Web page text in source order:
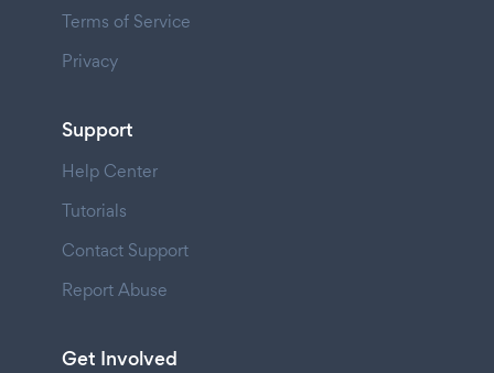
Terms of Service
Privacy
Support
Help Center
Tutorials
Contact Support
Report Abuse
Get Involved